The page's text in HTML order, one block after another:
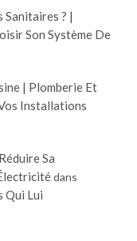
? |
Son Système De
| Plomberie Et
Installations
Sa
dans
Qui Lui